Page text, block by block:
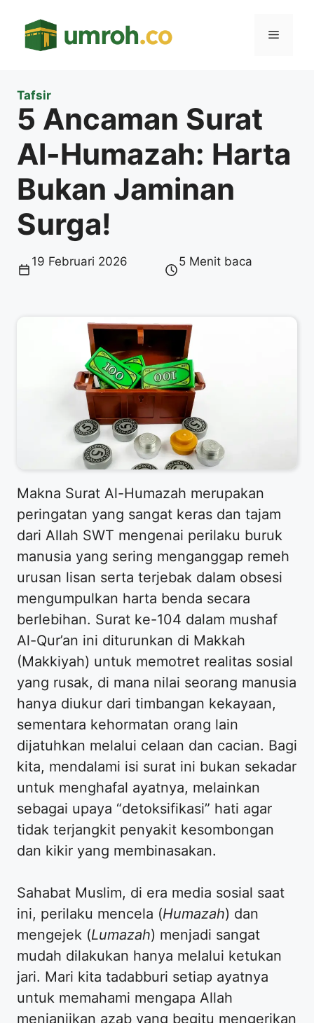
Menu
Tafsir
5 Ancaman Surat
Al-Humazah: Harta
Bukan Jaminan
Surga!
19 Februari 2026 5 Menit baca
Makna Surat Al-Humazah merupakan
peringatan yang sangat keras dan tajam
dari Allah SWT mengenai perilaku buruk
manusia yang sering menganggap remeh
urusan lisan serta terjebak dalam obsesi
mengumpulkan harta benda secara
berlebihan. Surat ke-104 dalam mushaf
Al-Qur’an ini diturunkan di Makkah
(Makkiyah) untuk memotret realitas sosial
yang rusak, di mana nilai seorang manusia
hanya diukur dari timbangan kekayaan,
sementara kehormatan orang lain
dijatuhkan melalui celaan dan cacian. Bagi
kita, mendalami isi surat ini bukan sekadar
untuk menghafal ayatnya, melainkan
sebagai upaya “detoksifikasi” hati agar
tidak terjangkit penyakit kesombongan
dan kikir yang membinasakan.
Sahabat Muslim, di era media sosial saat
ini, perilaku mencela (Humazah) dan
mengejek (Lumazah) menjadi sangat
mudah dilakukan hanya melalui ketukan
jari. Mari kita tadabburi setiap ayatnya
untuk memahami mengapa Allah
menjanjikan azab yang begitu mengerikan